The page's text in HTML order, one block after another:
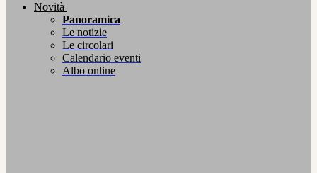
Novità
Panoramica
Le notizie
Le circolari
Calendario eventi
Albo online